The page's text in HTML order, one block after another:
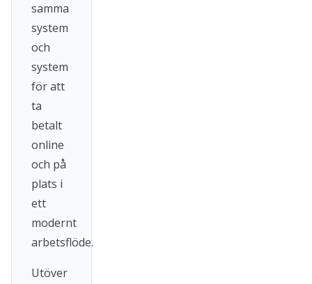
samma
system
och
system
för att
ta
betalt
online
och på
plats i
ett
modernt
arbetsflöde.
Utöver